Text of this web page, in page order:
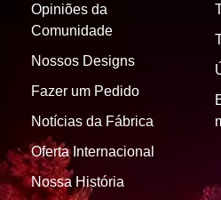
Opiniões da
Comunidade
Nossos Designs
Fazer um Pedido
Notícias da Fábrica
Oferta Internacional
Nossa História